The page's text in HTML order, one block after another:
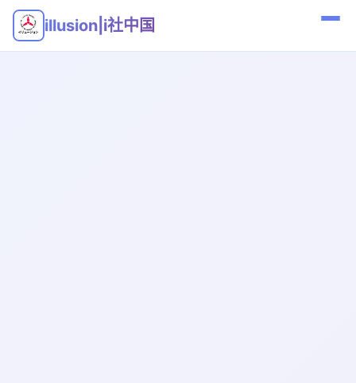
illusion|i社中国